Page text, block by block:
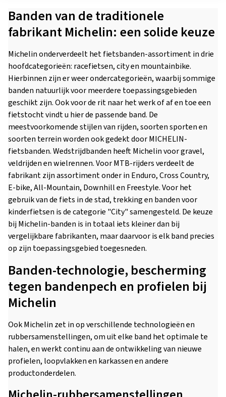
Banden van de traditionele
fabrikant Michelin: een solide keuze
Michelin onderverdeelt het fietsbanden-assortiment in drie
hoofdcategorieën: racefietsen, city en mountainbike.
Hierbinnen zijn er weer ondercategorieën, waarbij sommige
banden natuurlijk voor meerdere toepassingsgebieden
geschikt zijn. Ook voor de rit naar het werk of af en toe een
fietstocht vindt u hier de passende band. De
meestvoorkomende stijlen van rijden, soorten sporten en
soorten terrein worden ook gedekt door MICHELIN-
fietsbanden. Wedstrijdbanden heeft Michelin voor gravel,
veldrijden en wielrennen. Voor MTB-rijders verdeelt de
fabrikant zijn assortiment onder in Enduro, Cross Country,
E-bike, All-Mountain, Downhill en Freestyle. Voor het
gebruik van de fiets in de stad, trekking en banden voor
kinderfietsen is de categorie "City" samengesteld. De keuze
bij Michelin-banden is in totaal iets kleiner dan bij
vergelijkbare fabrikanten, maar daarvoor is elk band precies
op zijn toepassingsgebied toegesneden.
Banden-technologie, bescherming
tegen bandenpech en profielen bij
Michelin
Ook Michelin zet in op verschillende technologieën en
rubbersamenstellingen, om uit elke band het optimale te
halen, en werkt continu aan de ontwikkeling van nieuwe
profielen, loopvlakken en karkassen en andere
productonderdelen.